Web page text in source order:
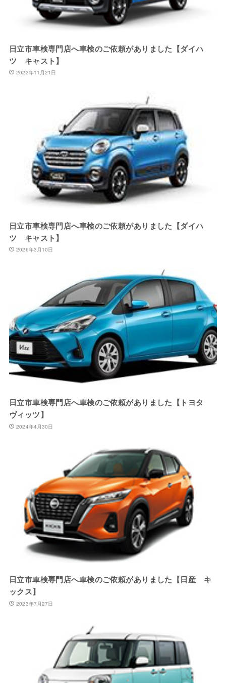
日立市車検専門店へ車検のご依頼がありました【ダイハ
ツ キャスト】
2022年11月21日
日立市車検専門店へ車検のご依頼がありました【ダイハ
ツ キャスト】
2026年3月10日
日立市車検専門店へ車検のご依頼がありました【トヨタ
ヴィッツ】
2024年4月30日
日立市車検専門店へ車検のご依頼がありました【日産 キ
ックス】
2023年7月27日